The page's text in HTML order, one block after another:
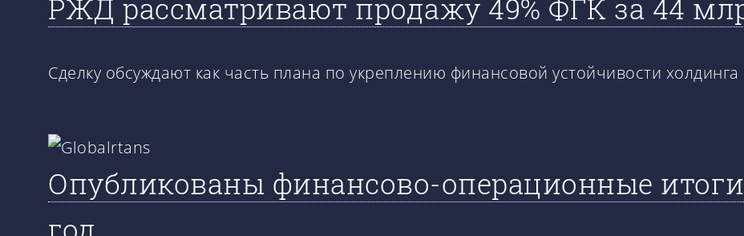
РЖД рассматривают продажу 49% ФГК за 44
Сделку обсуждают как часть плана по укреплению финансовой устойчивости холдинга
Опубликованы финансово-операционные итоги